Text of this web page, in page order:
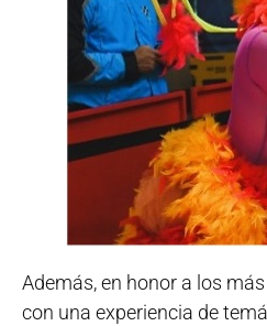
Además, en honor a los
con una experiencia de